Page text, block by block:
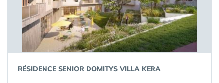
RÉSIDENCE SENIOR DOMITYS VILLA KERA